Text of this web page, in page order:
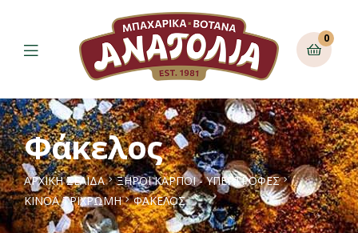
0
Φάκελος
ΑΡΧΙΚΉ ΣΕΛΊΔΑ
ΞΗΡΟΙ ΚΑΡΠΟΙ - ΥΠΕΡΤΡΟΦΕΣ
ΚΙΝΌΑ ΤΡΊΧΡΩΜΗ
ΦΆΚΕΛΟΣ